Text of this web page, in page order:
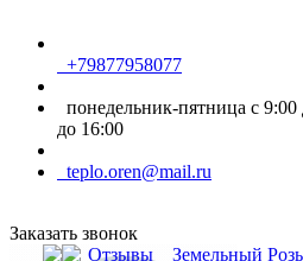
+79877958077
понедельник-пятница с 9:00
до 16:00
teplo.oren@mail.ru
Заказать звонок
Отзывы
Земельный